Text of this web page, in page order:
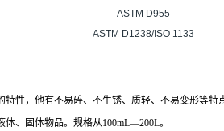
ASTM D955
ASTM D1238/ISO 1133
性，他有不易碎、不生锈、质轻、不易变形等
、固体物品。规格从100mL—200L。